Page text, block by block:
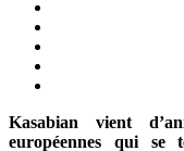
Kasabian vient
européennes qui